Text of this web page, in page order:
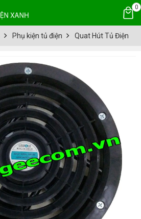
0
Phụ kiện tủ điện Quat Hút Tủ Điện